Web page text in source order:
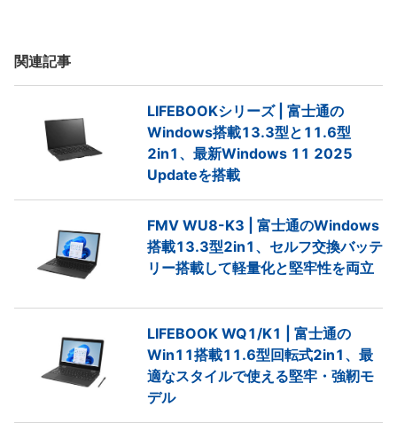
関連記事
LIFEBOOKシリーズ | 富士通の
Windows搭載13.3型と11.6型
2in1、最新Windows 11 2025
Updateを搭載
FMV WU8-K3 | 富士通のWindows
搭載13.3型2in1、セルフ交換バッテ
リー搭載して軽量化と堅牢性を両立
LIFEBOOK WQ1/K1 | 富士通の
Win11搭載11.6型回転式2in1、最
適なスタイルで使える堅牢・強靭モ
デル